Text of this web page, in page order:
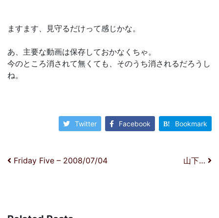
ますます、見守るだけって感じかな。
あ、主要な動画は保存しておかなくちゃ。
今のところ消されて無くても、そのうち消されるだろうし
ね。
Twitter Facebook Bookmark
投稿ナビゲーション
Friday Five – 2008/07/04 山下…